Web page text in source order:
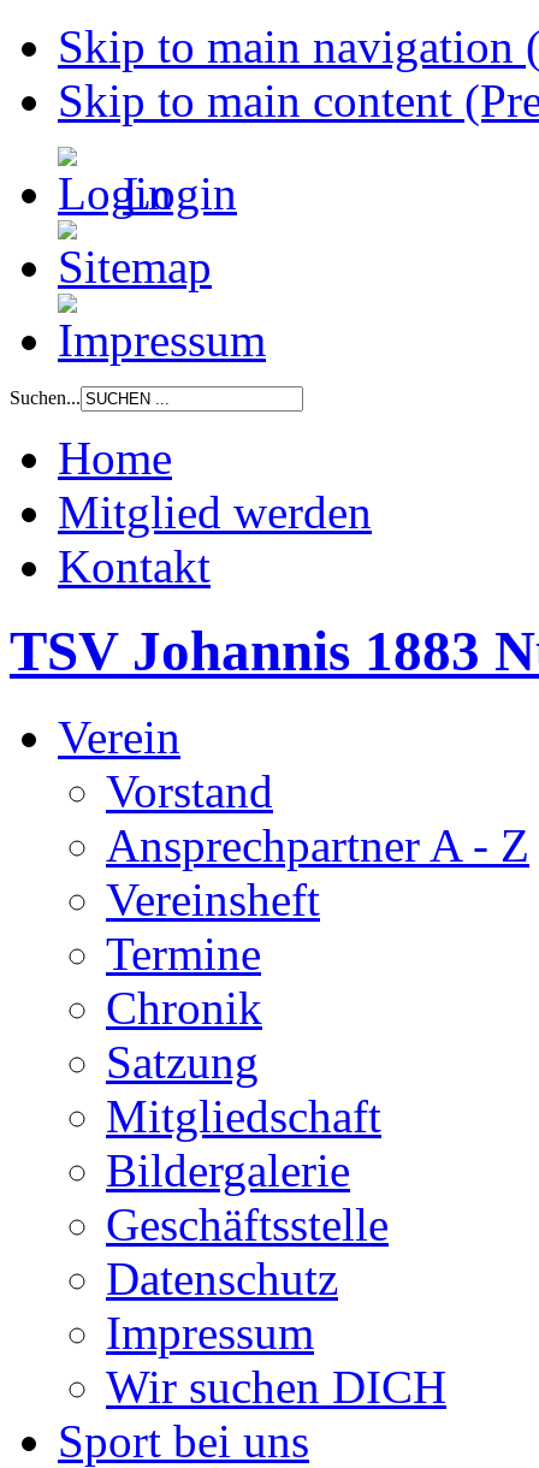
Skip to main navigation
Skip to main content
Login
Suchen...
Home
Mitglied werden
Kontakt
TSV Johannis 1883
Verein
Vorstand
Ansprechpartner A - Z
Vereinsheft
Termine
Chronik
Satzung
Mitgliedschaft
Bildergalerie
Geschäftsstelle
Datenschutz
Impressum
Wir suchen DICH
Sport bei uns